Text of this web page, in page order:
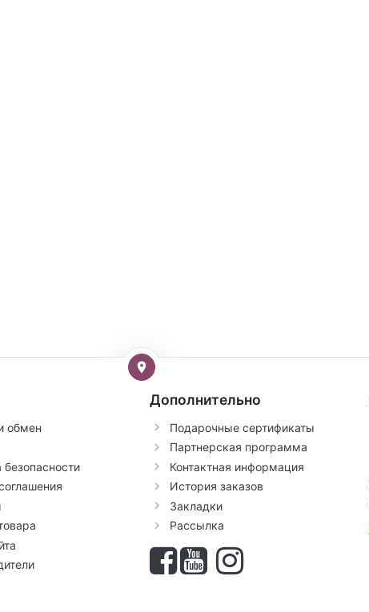
обмен
безопасности
Дополнительно
Подарочные сертификаты
Партнерская программа
Контактная информация
История заказов
Закладки
Рассылка